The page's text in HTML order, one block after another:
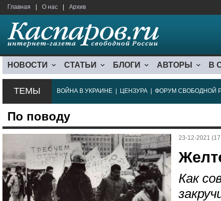
Главная О нас Архив
НОВОСТИ СТАТЬИ БЛОГИ АВТОРЫ В
ТЕМЫ ВОЙНА В УКРАИНЕ ЦЕНЗУРА ФОРУМ СВОБОДНОЙ
По поводу
23-12-2021
Как